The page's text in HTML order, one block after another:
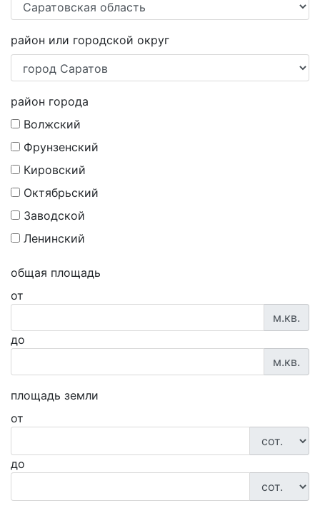
район или городской округ
район города
Волжский
Фрунзенский
Кировский
Октябрьский
Заводской
Ленинский
общая площадь
от
м.кв.
до
м.кв.
площадь земли
от
до